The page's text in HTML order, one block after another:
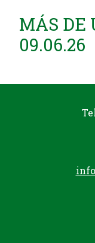
MÁS DE
09.06.26